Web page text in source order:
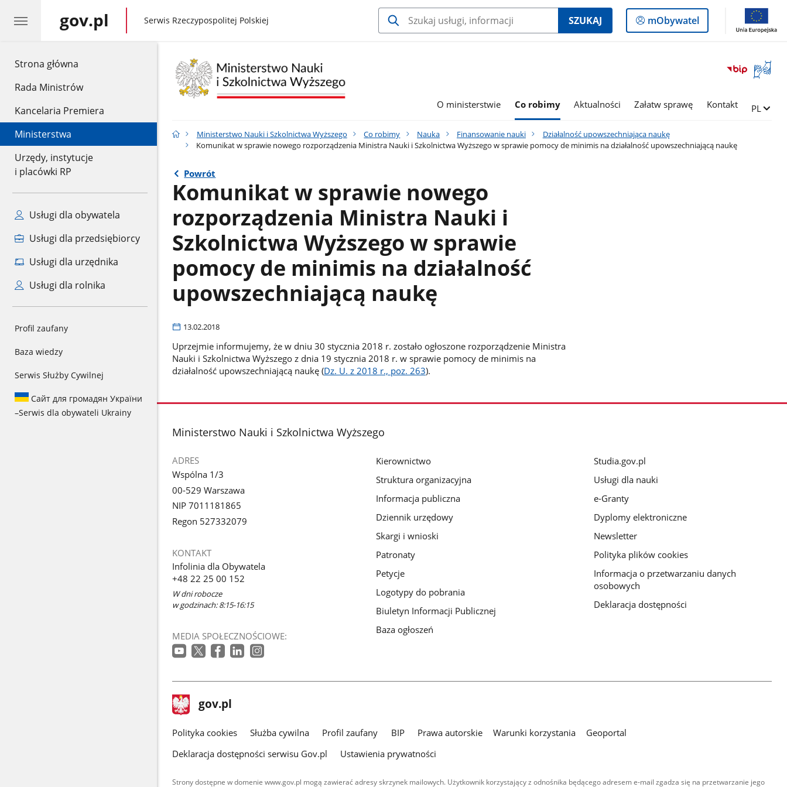
Strona główna
Rada Ministrów
Kancelaria Premiera
Ministerstwa
Urzędy, instytucje
i placówki RP
Usługi dla obywatela
Usługi dla przedsiębiorcy
Usługi dla urzędnika
Usługi dla rolnika
Profil zaufany
Baza wiedzy
Serwis Służby Cywilnej
Сайт для громадян України
–Serwis dla obywateli Ukrainy
gov.pl gov.pl
Serwis Rzeczypospolitej Polskiej SZUKAJ
Logowanie
do
mObywatel
Otwórz
okno
języka
O ministerstwie Co robimy Aktualności Załatw sprawę Kontakt Zmień
PL
Ministerstwo Nauki i Szkolnictwa Wyższego Co robimy Nauka Finansowanie nauki
Działalność upowszechniająca naukę
Komunikat w sprawie nowego rozporządzenia Ministra Nauki i Szkolnictwa Wyższego w sprawie pomocy de minimis na działalność upowszechniającą naukę
Powrót
Komunikat w sprawie nowego
rozporządzenia Ministra Nauki i
Szkolnictwa Wyższego w sprawie
pomocy de minimis na działalność
upowszechniającą naukę
13.02.2018
Uprzejmie informujemy, że w dniu 30 stycznia 2018 r. zostało ogłoszone rozporządzenie Ministra
Nauki i Szkolnictwa Wyższego z dnia 19 stycznia 2018 r. w sprawie pomocy de minimis na
działalność upowszechniającą naukę (Dz. U. z 2018 r., poz. 263).
stopka
Ministerstwo Nauki i Szkolnictwa Wyższego
ADRES
Wspólna 1/3
00-529 Warszawa
NIP 7011181865
Regon 527332079
KONTAKT
Infolinia dla Obywatela
+48 22 25 00 152
W dni robocze
w godzinach: 8:15-16:15
MEDIA SPOŁECZNOŚCIOWE:
Kierownictwo
Struktura organizacyjna
Informacja publiczna
Dziennik urzędowy
Skargi i wnioski
Patronaty
Petycje
Logotypy do pobrania
Biuletyn Informacji Publicznej
Baza ogłoszeń
Studia.gov.pl
Usługi dla nauki
e-Granty
Dyplomy elektroniczne
Newsletter
Polityka plików cookies
Informacja o przetwarzaniu danych
osobowych
Deklaracja dostępności
stopka
gov.pl Strona
gov.pl
gov.pl
Polityka cookies Służba cywilna Profil zaufany BIP Prawa autorskie Warunki korzystania
Geoportal
Deklaracja dostępności serwisu Gov.pl
Ustawienia prywatności
Strony dostępne w domenie www.gov.pl mogą zawierać adresy skrzynek mailowych. Użytkownik korzystający z odnośnika będącego adresem e-mail zgadza się na przetwarzanie jego